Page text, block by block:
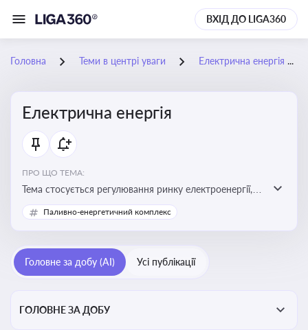
ВХІД ДО LIGA360
Головна Теми в центрі уваги Електрична енергія
Електрична енергія
ПРО ЩО ТЕМА:
Тема стосується регулювання ринку електроенергії,
включаючи її виробництво, постачання та фінансові
стимули для відновлюваної енергетики
Паливно-енергетичний комплекс
Головне за добу (AI) Усі публікації
ГОЛОВНЕ ЗА ДОБУ